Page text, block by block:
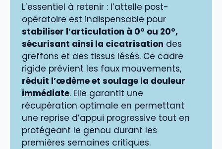
L’essentiel à retenir : l’attelle post-
opératoire est indispensable pour
stabiliser l’articulation à 0° ou 20°,
sécurisant ainsi la cicatrisation des
greffons et des tissus lésés. Ce cadre
rigide prévient les faux mouvements,
réduit l’œdème et soulage la douleur
immédiate. Elle garantit une
récupération optimale en permettant
une reprise d’appui progressive tout en
protégeant le genou durant les
premières semaines critiques.